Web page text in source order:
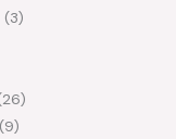
3
26
9